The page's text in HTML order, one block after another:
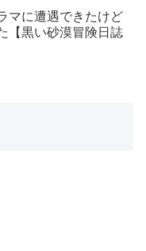
マに遭遇できたけど
【黒い砂漠冒険日誌